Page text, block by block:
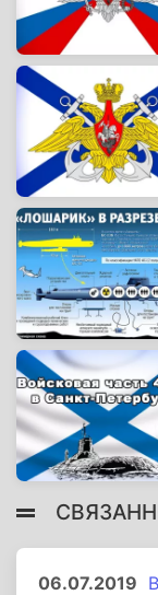
06.07.2019